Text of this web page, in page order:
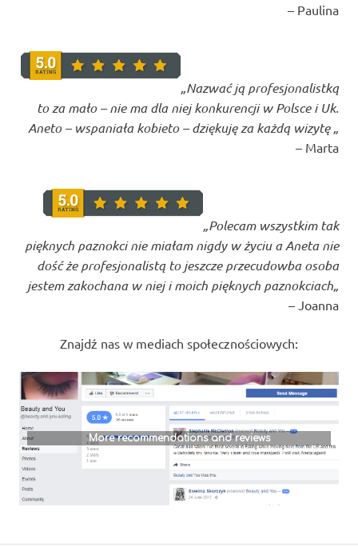
– Paulina
„Nazwać ją profesjonalistką
to za mało – nie ma dla niej konkurencji w Polsce i Uk.
Aneto – wspaniała kobieto – dziękuję za każdą wizytę„
– Marta
„Polecam wszystkim tak
pięknych paznokci nie miałam nigdy w życiu a Aneta nie
dość że profesjonalistą to jeszcze przecudowba osoba
jestem zakochana w niej i moich pięknych paznokciach„
– Joanna
Znajdź nas w mediach społecznościowych:
More recommendations and reviews